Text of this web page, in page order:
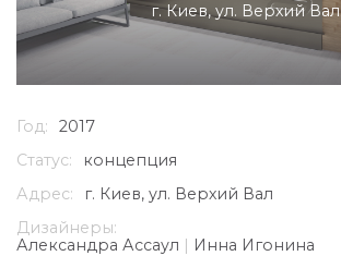
г. Киев, ул. Верхий Вал
Год:
2017
Статус:
концепция
Адрес:
г. Киев, ул. Верхий Вал
Дизайнеры:
Александра Ассаул | Инна Игонина